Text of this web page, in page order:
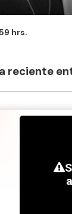
hrs.
reciente